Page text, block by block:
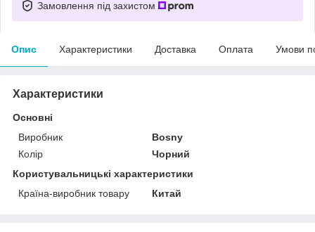
Замовлення під захистом
Опис Характеристики Доставка Оплата Умови
Характеристики
Основні
Виробник
Bosny
Колір
Чорний
Користувальницькі характеристики
Країна-виробник товару
Китай